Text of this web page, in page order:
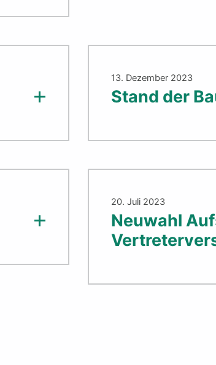
13. Dezember 2023
Stand der
20. Juli 2023
Neuwahl